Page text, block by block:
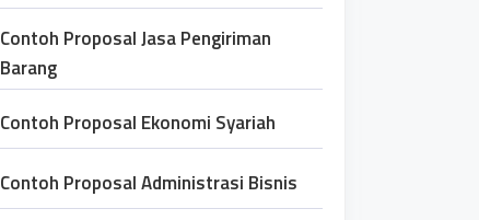
Contoh Proposal Jasa Pengiriman
Barang
Contoh Proposal Ekonomi Syariah
Contoh Proposal Administrasi Bisnis